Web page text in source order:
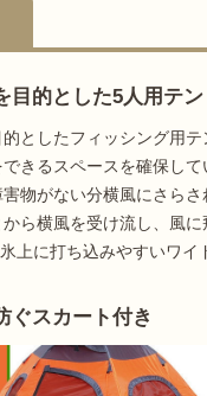
目的とした5人用テン
としたフィッシング用
きるスペースを確保し
物がない分横風にさら
ら横風を受け流し、風
上に打ち込みやすいワイ
ぐスカート付き